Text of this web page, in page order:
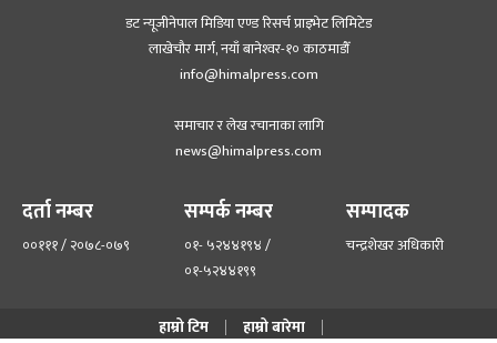
डट न्यूजीनेपाल मिडिया एण्ड रिसर्च प्राइभेट लिमिटेड
लाखेचौर मार्ग, नयाँ बानेश्‍वर-१० काठमाडौँ
info@himalpress.com
समाचार र लेख रचानाका लागि
news@himalpress.com
दर्ता नम्बर
००१११ / २०७८-०७९
सम्पर्क नम्बर
०१- ५२४४१९४ /
०१-५२४४१९९
सम्पादक
चन्द्रशेखर अधिकारी
हाम्रो टिम
हाम्रो बारेमा